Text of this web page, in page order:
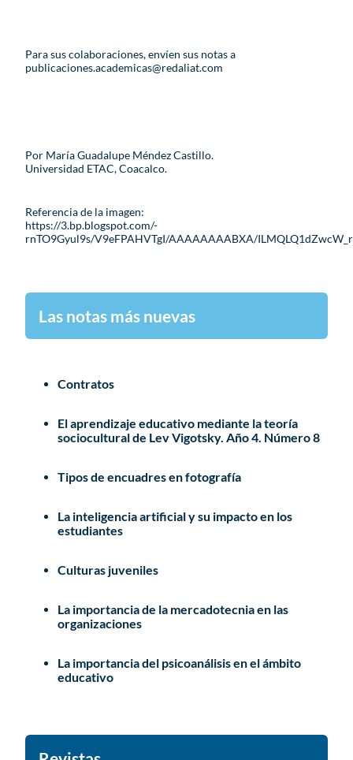
Para sus colaboraciones, envíen sus notas a
publicaciones.academicas@redaliat.com
Por María Guadalupe Méndez Castillo.
Universidad ETAC, Coacalco.
Referencia de la imagen:
https://3.bp.blogspot.com/-
rnTO9Gyul9s/V9eFPAHVTgI/AAAAAAAABXA/
Las notas más nuevas
Contratos
El aprendizaje educativo mediante la teoría
sociocultural de Lev Vigotsky. Año 4. Número 8
Tipos de encuadres en fotografía
La inteligencia artificial y su impacto en los
estudiantes
Culturas juveniles
La importancia de la mercadotecnia en las
organizaciones
La importancia del psicoanálisis en el ámbito
educativo